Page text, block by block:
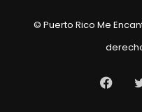
© Puerto Rico Me